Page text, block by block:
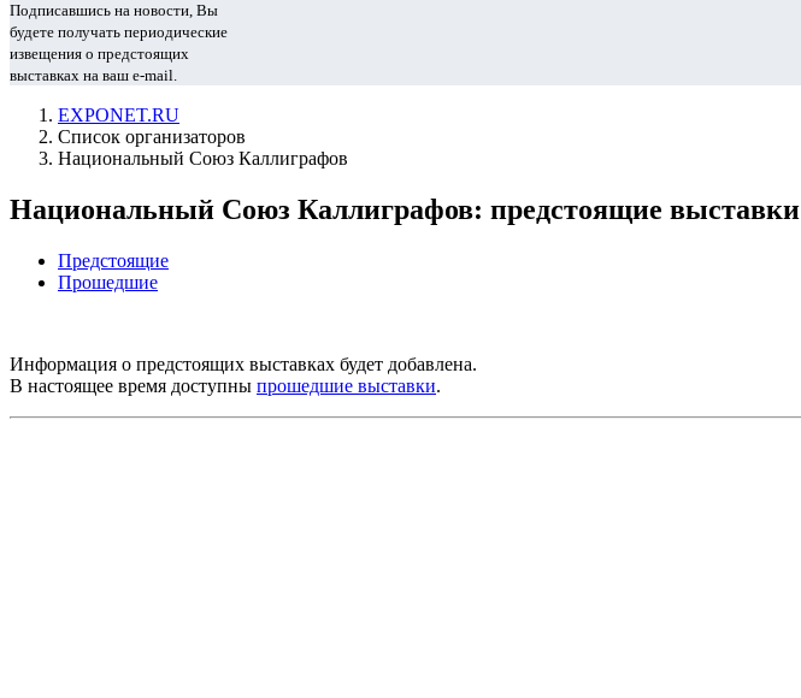
Подписавшись на новости, Вы
будете получать периодические
извещения о предстоящих
выставках на ваш e-mail.
EXPONET.RU
Список организаторов
Национальный Союз Каллиграфов
Национальный Союз Каллиграфов: предстоящие выставки
Предстоящие
Прошедшие
Информация о предстоящих выставках будет добавлена.
В настоящее время доступны прошедшие выставки.